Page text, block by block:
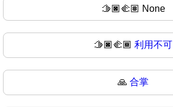
🫱🏿‍🫲🏽 None
🫱🏿‍🫲🏾 利用不可
🙏 合掌